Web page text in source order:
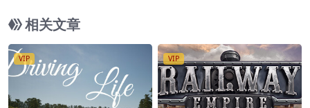
相关文章
VIP VIP